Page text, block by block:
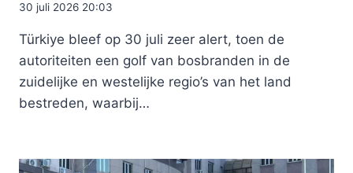
30 juli 2026 20:03
Türkiye bleef op 30 juli zeer alert, toen de
autoriteiten een golf van bosbranden in de
zuidelijke en westelijke regio’s van het land
bestreden, waarbij…